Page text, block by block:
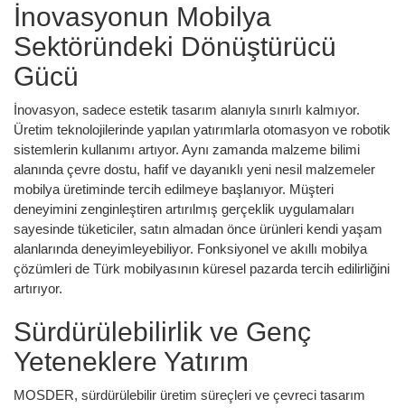
İnovasyonun Mobilya
Sektöründeki Dönüştürücü
Gücü
İnovasyon, sadece estetik tasarım alanıyla sınırlı kalmıyor.
Üretim teknolojilerinde yapılan yatırımlarla otomasyon ve robotik
sistemlerin kullanımı artıyor. Aynı zamanda malzeme bilimi
alanında çevre dostu, hafif ve dayanıklı yeni nesil malzemeler
mobilya üretiminde tercih edilmeye başlanıyor. Müşteri
deneyimini zenginleştiren artırılmış gerçeklik uygulamaları
sayesinde tüketiciler, satın almadan önce ürünleri kendi yaşam
alanlarında deneyimleyebiliyor. Fonksiyonel ve akıllı mobilya
çözümleri de Türk mobilyasının küresel pazarda tercih edilirliğini
artırıyor.
Sürdürülebilirlik ve Genç
Yeteneklere Yatırım
MOSDER, sürdürülebilir üretim süreçleri ve çevreci tasarım